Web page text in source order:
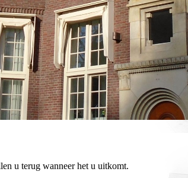
u terug wanneer het u uitkomt.